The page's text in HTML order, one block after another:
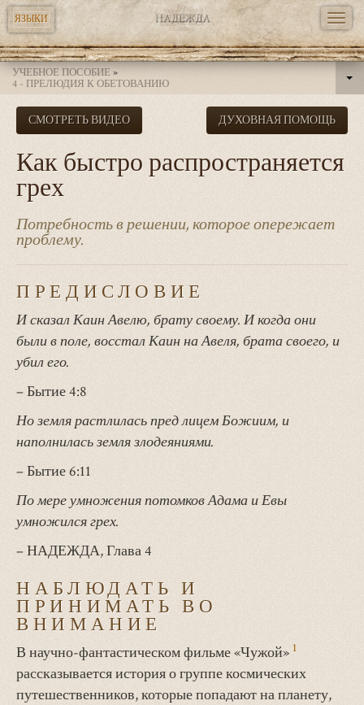
Перейти
основному
содержанию
ЯЗЫКИ
УЧЕБНОЕ ПОСОБИЕ»
4 - ПРЕЛЮДИЯ К ОБЕТОВАНИЮ
СМОТРЕТЬ ВИДЕО ДУХОВНАЯ ПОМОЩЬ
Как быстро распространяется
грех
Потребность в решении, которое опережает
проблему.
ПРЕДИСЛОВИЕ
И сказал Каин Авелю, брату своему. И когда они
были в поле, восстал Каин на Авеля, брата своего, и
убил его.
– Бытие 4:8
Но земля растлилась пред лицем Божиим, и
наполнилась земля злодеяниями.
– Бытие 6:11
По мере умножения потомков Адама и Евы
умножился грех.
– НАДЕЖДА, Глава 4
НАБЛЮДАТЬ И
ПРИНИМАТЬ ВО
ВНИМАНИЕ
В научно-фантастическом фильме «Чужой» 1
рассказывается история о группе космических
путешественников, которые попадают на планету,